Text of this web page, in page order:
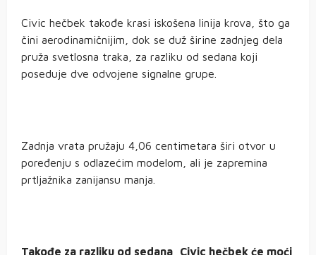
Civic hečbek takođe krasi iskošena linija krova, što ga
čini aerodinamičnijim, dok se duž širine zadnjeg dela
pruža svetlosna traka, za razliku od sedana koji
poseduje dve odvojene signalne grupe.
Zadnja vrata pružaju 4,06 centimetara širi otvor u
poređenju s odlazećim modelom, ali je zapremina
prtljažnika zanijansu manja.
Takođe za razliku od sedana, Civic hečbek će moći